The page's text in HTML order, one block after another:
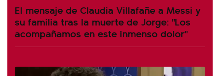
El mensaje de Claudia Villafañe a Messi y
su familia tras la muerte de Jorge: "Los
acompañamos en este inmenso dolor"